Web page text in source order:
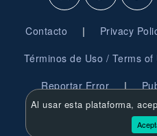
Contacto | Privacy
Términos de Uso / Terms of
Reportar Error |
© 2026
Al usar esta plataforma,